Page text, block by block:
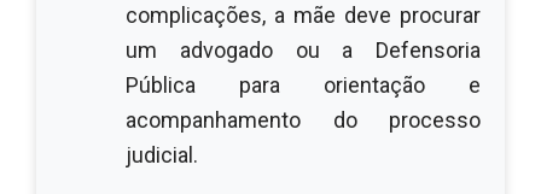
complicações, a mãe deve procurar
um advogado ou a Defensoria
Pública para orientação e
acompanhamento do processo
judicial.